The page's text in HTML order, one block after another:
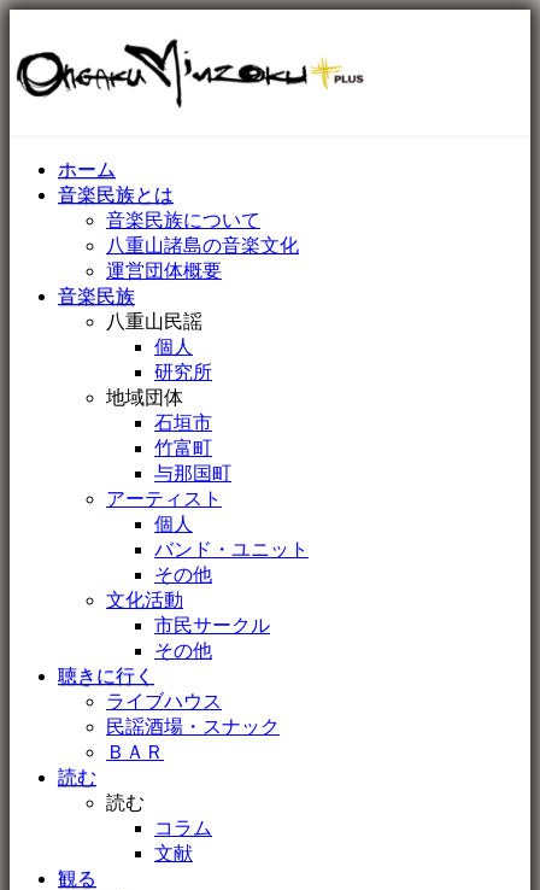
ホーム
音楽民族とは
音楽民族について
八重山諸島の音楽文化
運営団体概要
音楽民族
八重山民謡
個人
研究所
地域団体
石垣市
竹富町
与那国町
アーティスト
個人
バンド・ユニット
その他
文化活動
市民サークル
その他
聴きに行く
ライブハウス
民謡酒場・スナック
ＢＡＲ
読む
読む
コラム
文献
観る